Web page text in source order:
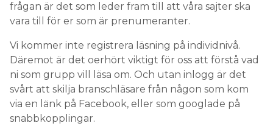
frågan är det som leder fram till att våra sajter ska
vara till för er som är prenumeranter.
Vi kommer inte registrera läsning på individnivå.
Däremot är det oerhört viktigt för oss att förstå vad
ni som grupp vill läsa om. Och utan inlogg är det
svårt att skilja branschläsare från någon som kom
via en länk på Facebook, eller som googlade på
snabbkopplingar.